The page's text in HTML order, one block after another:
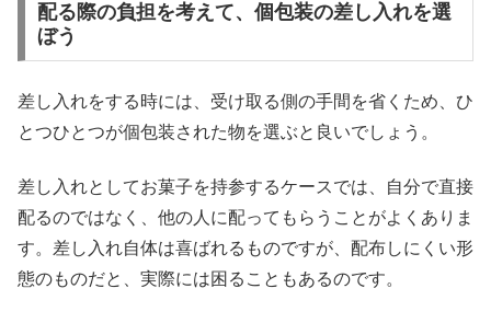
配る際の負担を考えて、個包装の差し入れを選
ぼう
差し入れをする時には、受け取る側の手間を省くため、ひ
とつひとつが個包装された物を選ぶと良いでしょう。
差し入れとしてお菓子を持参するケースでは、自分で直接
配るのではなく、他の人に配ってもらうことがよくありま
す。差し入れ自体は喜ばれるものですが、配布しにくい形
態のものだと、実際には困ることもあるのです。